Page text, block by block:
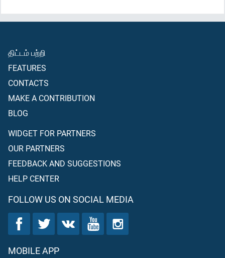
திட்டம் பற்றி
FEATURES
CONTACTS
MAKE A CONTRIBUTION
BLOG
WIDGET FOR PARTNERS
OUR PARTNERS
FEEDBACK AND SUGGESTIONS
HELP CENTER
FOLLOW US ON SOCIAL MEDIA
MOBILE APP